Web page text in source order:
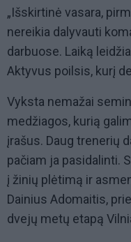
„Išskirtinė vasara,
nereikia dalyvauti
darbuose. Laiką
Aktyvus poilsis, kurį
Vyksta nemažai
medžiagos, kurią
įrašus. Daug trenerių
pačiam ja pasidalinti.
į žinių plėtimą ir
Dainius Adomaitis,
dvejų metų etapą